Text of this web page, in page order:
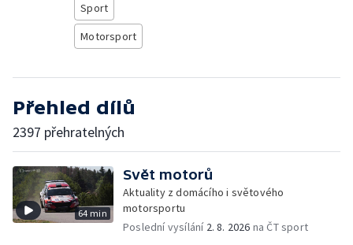
Sport
Motorsport
Přehled dílů
2397 přehratelných
64 min
Svět motorů
Aktuality z domácího i světového
motorsportu
Poslední vysílání 2. 8. 2026 na ČT sport